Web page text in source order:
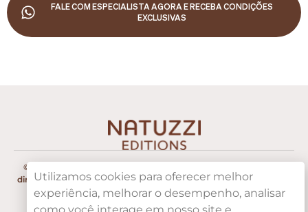
FALE COM ESPECIALISTA AGORA E RECEBA CONDIÇÕES
EXCLUSIVAS
©2025. Todos os
direitos reservados.
Política de
Privacidade
@natuzzieditionsfloripa
Utilizamos cookies para oferecer melhor
experiência, melhorar o desempenho, analisar
como você interage em nosso site e